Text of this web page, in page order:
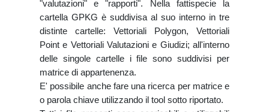
"valutazioni" e "rapporti". Nella fattispecie la
cartella GPKG è suddivisa al suo interno in tre
distinte cartelle: Vettoriali Polygon, Vettoriali
Point e Vettoriali Valutazioni e Giudizi; all'interno
delle singole cartelle i file sono suddivisi per
matrice di appartenenza.
E' possibile anche fare una ricerca per matrice e
o parola chiave utilizzando il tool sotto riportato.